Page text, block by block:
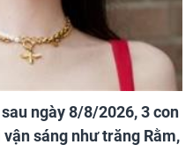
ngày 8/8/2026, 3 con
sáng như trăng Rằm,